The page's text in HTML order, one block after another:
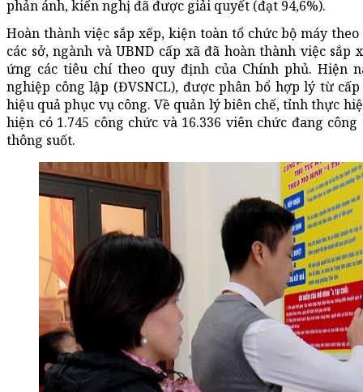
phản ánh, kiến nghị đã được giải quyết (đạt 94,6%).
Hoàn thành việc sắp xếp, kiện toàn tổ chức bộ máy
các sở, ngành và UBND cấp xã đã hoàn thành việc sắp
ứng các tiêu chí theo quy định của Chính phủ. Hiện
nghiệp công lập (ĐVSNCL), được phân bổ hợp lý từ
hiệu quả phục vụ công. Về quản lý biên chế, tỉnh thực
hiện có 1.745 công chức và 16.336 viên chức đang
thông suốt.